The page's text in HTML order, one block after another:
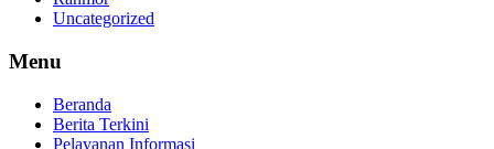
Uncategorized
Menu
Beranda
Berita Terkini
Pelayanan Informasi